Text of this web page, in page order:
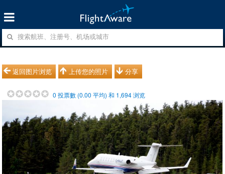
返回图片浏览 上传您的照片 分享
0 投票數 (0.00 平均) 和 1,694浏览